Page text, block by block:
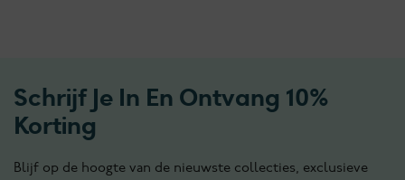
Schrijf Je In En Ontvang 10%
Korting
Blijf op de hoogte van de nieuwste collecties, exclusieve